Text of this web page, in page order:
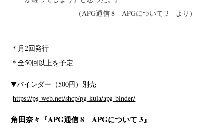
（APG通信 8 APGについて 3 より）
＊月2回発行
＊全50回以上を予定
▼バインダー（500円）別売
https://pg-web.net/shop/pg-kula/apg-binder/
角田奈々『APG通信 8 APGについて 3』